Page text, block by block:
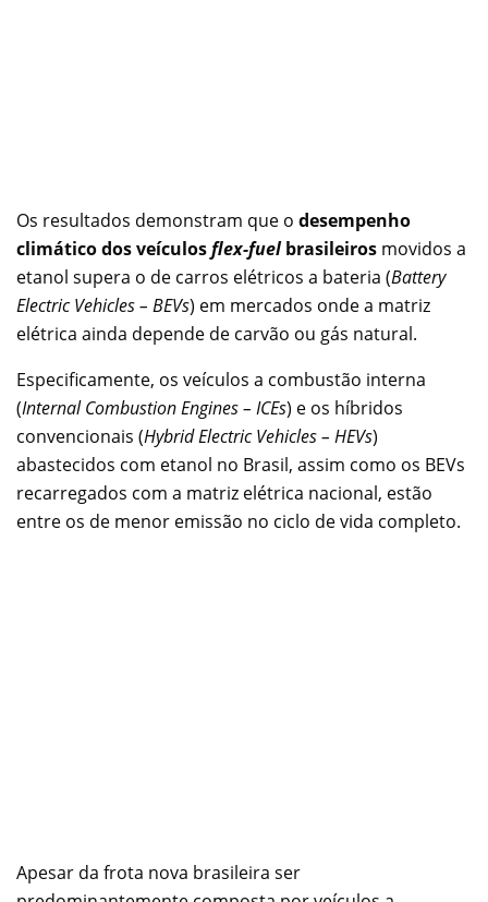
Os resultados demonstram que o desempenho
climático dos veículosflex-fuelbrasileiros movidos a
etanol supera o de carros elétricos a bateria (Battery
Electric Vehicles – BEVs) em mercados onde a matriz
elétrica ainda depende de carvão ou gás natural.
Especificamente, os veículos a combustão interna
(Internal Combustion Engines – ICEs) e os híbridos
convencionais (Hybrid Electric Vehicles – HEVs)
abastecidos com etanol no Brasil, assim como os BEVs
recarregados com a matriz elétrica nacional, estão
entre os de menor emissão no ciclo de vida completo.
Apesar da frota nova brasileira ser